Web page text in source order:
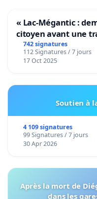
« Lac-Mégantic :
citoyen avant une
de notre territoire »
742 signatures
112 Signatures / 7 jours
17 Oct 2025
Soutien à
4 109 signatures
99 Signatures / 7 jours
30 Apr 2026
Après la mort de
dans les